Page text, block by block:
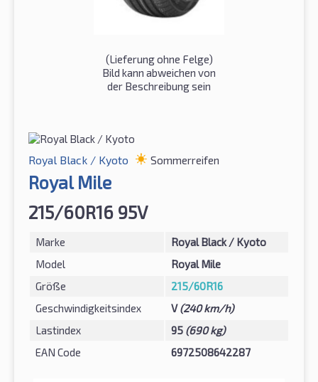
(Lieferung ohne Felge)
Bild kann abweichen von
der Beschreibung sein
Royal Black / Kyoto Sommerreifen
Royal Mile
215/60R16 95V
Marke
Royal Black / Kyoto
Model
Royal Mile
Größe
215/60R16
Geschwindigkeitsindex
V(240 km/h)
Lastindex
95 (690 kg)
EAN Code
6972508642287